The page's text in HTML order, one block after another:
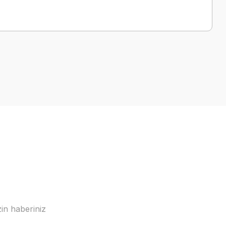
haberiniz